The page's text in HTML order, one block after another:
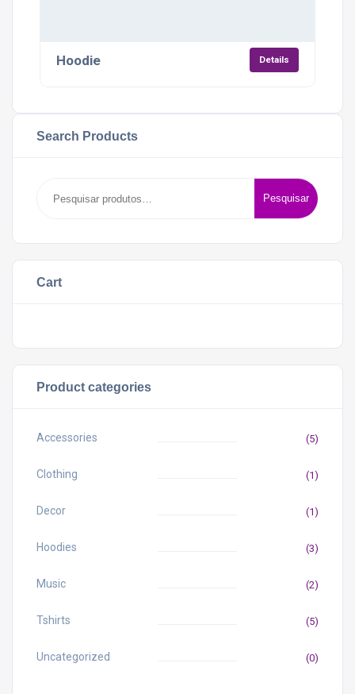
Hoodie Details
Search Products
por:
Pesquisar
Cart
Product categories
Accessories (5)
Clothing (1)
Decor (1)
Hoodies (3)
Music (2)
Tshirts (5)
Uncategorized (0)